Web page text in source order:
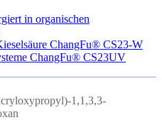
in organischen
ChangFu® CS23-W
ChangFu® CS23UV
1,1,3,3-